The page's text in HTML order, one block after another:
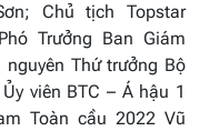
Chủ tịch Topstar
Trưởng Ban Giám
nguyên Thứ trưởng Bộ
viên BTC – Á hậu 1
Toàn cầu 2022 Vũ